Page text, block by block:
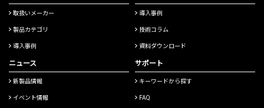
取扱いメーカー
製品カテゴリ
導入事例
導入事例
技術コラム
資料ダウンロード
ニュース
新製品情報
イベント情報
サポート
キーワードから探す
FAQ